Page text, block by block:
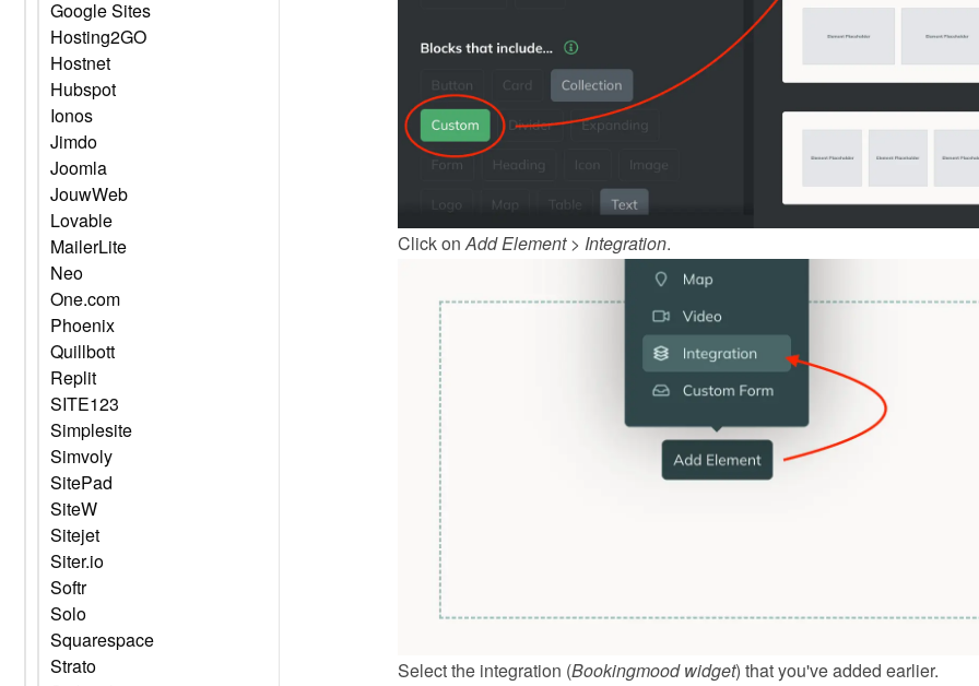
Google Sites
Hosting2GO
Hostnet
Hubspot
Ionos
Jimdo
Joomla
JouwWeb
Lovable
MailerLite
Neo
One.com
Phoenix
Quillbott
Replit
SITE123
Simplesite
Simvoly
SitePad
SiteW
Sitejet
Siter.io
Softr
Solo
Squarespace
Strato
Click on Add Element > Integration.
Select the integration (Bookingmood widget) that you've added earlier.